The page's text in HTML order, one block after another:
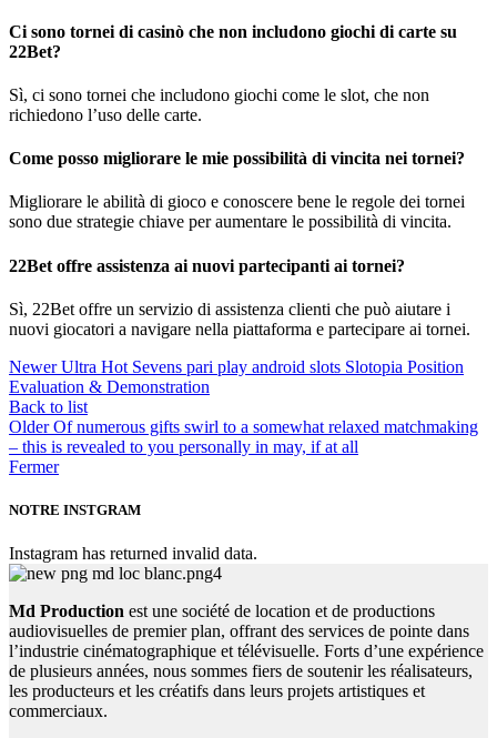
Ci sono tornei di casinò che non includono giochi di carte su
22Bet?
Sì, ci sono tornei che includono giochi come le slot, che non
richiedono l’uso delle carte.
Come posso migliorare le mie possibilità di vincita nei tornei?
Migliorare le abilità di gioco e conoscere bene le regole dei tornei
sono due strategie chiave per aumentare le possibilità di vincita.
22Bet offre assistenza ai nuovi partecipanti ai tornei?
Sì, 22Bet offre un servizio di assistenza clienti che può aiutare i
nuovi giocatori a navigare nella piattaforma e partecipare ai tornei.
Newer Ultra Hot Sevens pari play android slots Slotopia Position
Evaluation & Demonstration
Back to list
Older Of numerous gifts swirl to a somewhat relaxed matchmaking
– this is revealed to you personally in may, if at all
Fermer
NOTRE INSTGRAM
Instagram has returned invalid data.
Md Production est une société de location et de productions
audiovisuelles de premier plan, offrant des services de pointe dans
l’industrie cinématographique et télévisuelle. Forts d’une expérience
de plusieurs années, nous sommes fiers de soutenir les réalisateurs,
les producteurs et les créatifs dans leurs projets artistiques et
commerciaux.